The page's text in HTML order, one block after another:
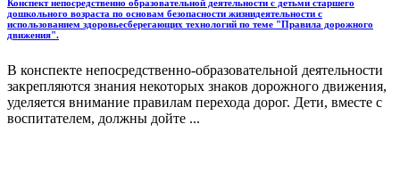
Конспект непосредственно образовательной деятельности с детьми старшего
дошкольного возраста по основам безопасности жизнидеятельности с
использованием здоровьесберегающих технологий по теме "Правила дорожного
движения".
В конспекте непосредственно-образовательной деятельности
закрепляются знания некоторых знаков дорожного движения,
уделяется внимание правилам перехода дорог. Дети, вместе с
воспитателем, должны дойте ...